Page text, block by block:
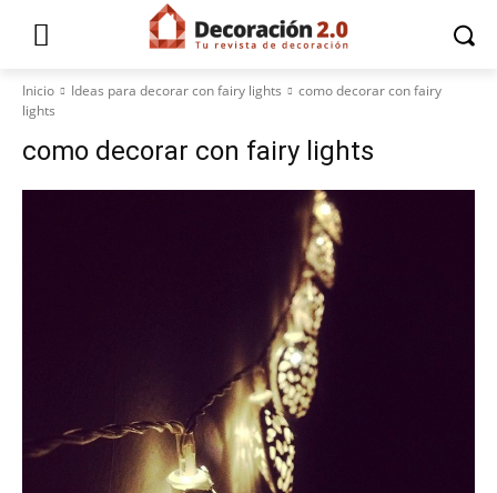
Inicio Ideas para decorar con fairy lights
como decorar con fairy
lights
como decorar con fairy lights